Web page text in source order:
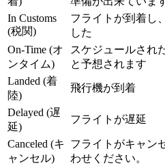
In Customs
(税関)
フライトが到着し
した
On-Time (オ
ンタイム)
スケジュールされ
と予想されます
Landed (着
陸)
飛行機が到着
Delayed (遅
延)
フライトが遅延
Canceled (キ
ャンセル)
フライトがキャン
わせください。